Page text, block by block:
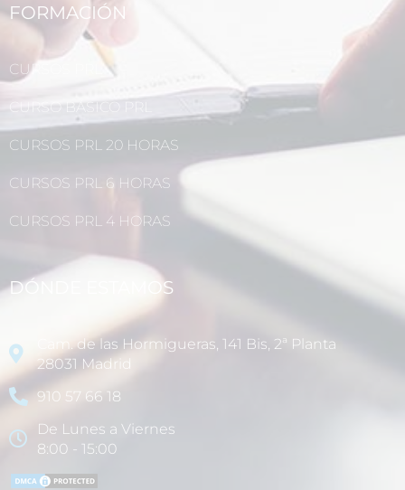
FORMACIÓN
CURSOS PRL
CURSO BÁSICO PRL
CURSOS PRL 20 HORAS
CURSOS PRL 6 HORAS
CURSOS PRL 4 HORAS
DÓNDE ESTAMOS
Cam. de las Hormigueras, 141 Bis, 2ª Planta
28031 Madrid
910 57 66 18
De Lunes a Viernes
8:00 - 15:00